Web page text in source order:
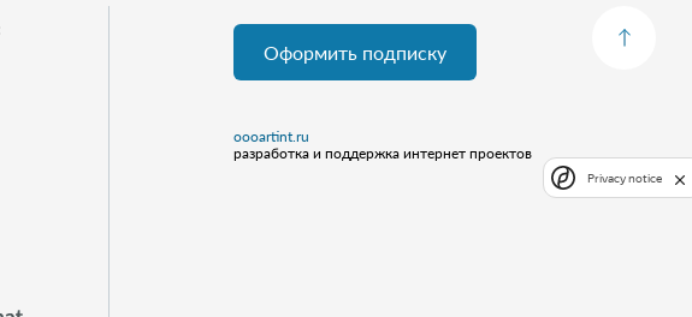
Оформить подписку
oooartint.ru
разработка и поддержка интернет проектов
Privacy notice